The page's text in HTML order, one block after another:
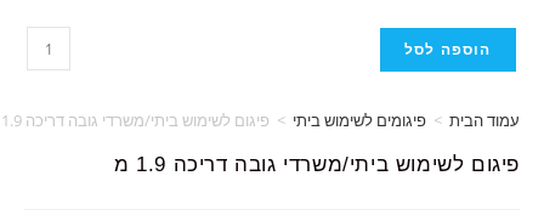
הוספה לסל
עמוד הבית > פיגומים לשימוש ביתי > פיגום לשימוש ביתי/משרדי גובה דריכה 1.9 מ
פיגום לשימוש ביתי/משרדי גובה דריכה 1.9 מ